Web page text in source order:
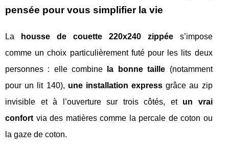
pensée pour vous simplifier la vie
La housse de couette 220x240 zippées’impose
comme un choix particulièrement futé pour les lits deux
personnes : elle combine
la bonne taille (notamment
pour un lit 140), une installation express grâce au zip
invisible et à l’ouverture sur trois côtés, et un vrai
confort via des matières comme la percale de coton ou
la gaze de coton.